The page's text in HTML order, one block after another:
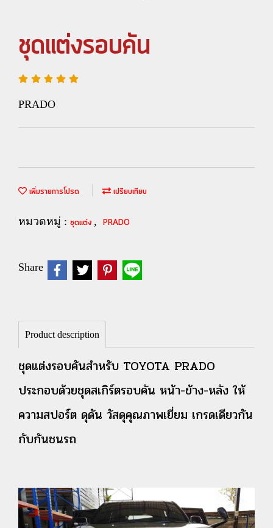
ชุดแต่งรอบคัน
PRADO
เพิ่มรายการโปรด เปรียบเทียบ
หมวดหมู่ : ชุดแต่ง , PRADO
Share
Product description
ชุดแต่งรอบคันสำหรับ TOYOTA PRADO
ประกอบด้วยชุดสเกิร์ตรอบคัน หน้า-ข้าง-หลัง ให้
ความสปอร์ต ดุดัน วัสดุคุณภาพเยี่ยม เกรดเดียวกัน
กับกันชนรถ